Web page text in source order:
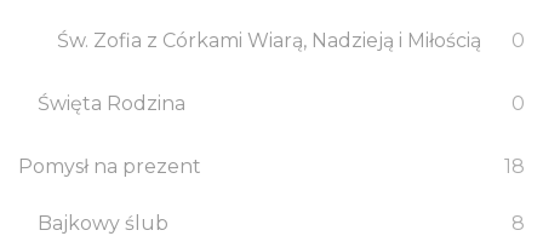
Św. Zofia z Córkami Wiarą, Nadzieją i Miłością 0
Święta Rodzina 0
Pomysł na prezent 18
Bajkowy ślub 8